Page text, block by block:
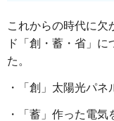
これからの時代に欠
ド「創・蓄・省」
た。
・「創」太陽光パ
・「蓄」作った電